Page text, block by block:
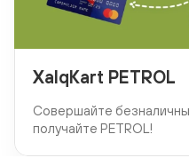
XalqKart PETROL
Совершайте
получайте PETROL!